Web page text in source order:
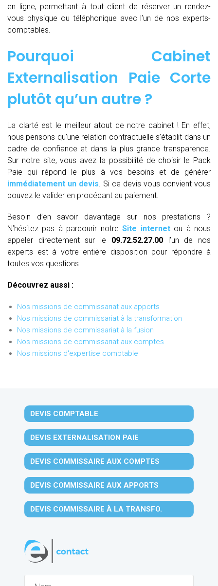
en ligne, permettant à tout client de réserver un rendez-
vous physique ou téléphonique avec l’un de nos experts-
comptables.
Pourquoi Cabinet
Externalisation Paie Corte
plutôt qu’un autre ?
La clarté est le meilleur atout de notre cabinet ! En effet,
nous pensons qu’une relation contractuelle s’établit dans un
cadre de confiance et dans la plus grande transparence.
Sur notre site, vous avez la possibilité de choisir le Pack
Paie qui répond le plus à vos besoins et de générer
immédiatement un devis . Si ce devis vous convient vous
pouvez le valider en procédant au paiement.
Besoin d’en savoir davantage sur nos prestations ?
N’hésitez pas à parcourir notreSite internet ou à nous
appeler directement sur le 09.72.52.27.00l’un de nos
experts est à votre entière disposition pour répondre à
toutes vos questions.
Découvrez aussi :
Nos missions de commissariat aux apports
Nos missions de commissariat à la transformation
Nos missions de commissariat à la fusion
Nos missions de commissariat aux comptes
Nos missions d'expertise comptable
DEVIS COMPTABLE
DEVIS EXTERNALISATION PAIE
DEVIS COMMISSAIRE AUX COMPTES
DEVIS COMMISSAIRE AUX APPORTS
DEVIS COMMISSAIRE À LA TRANSFO.